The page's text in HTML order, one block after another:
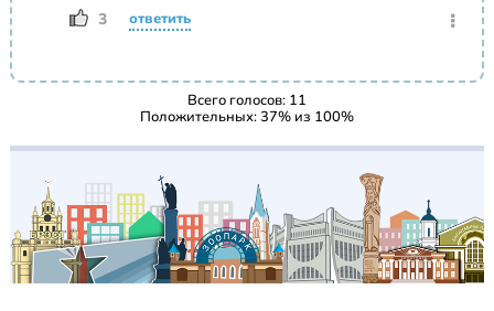
3 ответить
Всего голосов: 11
Положительных:37% из 100%